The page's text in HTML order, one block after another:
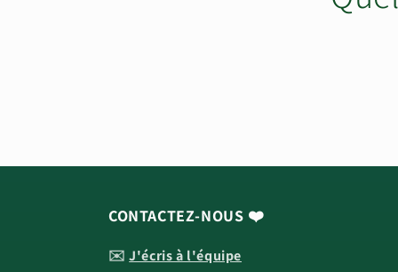
CONTACTEZ-NOUS ❤️
✉️J'écris à l'équipe